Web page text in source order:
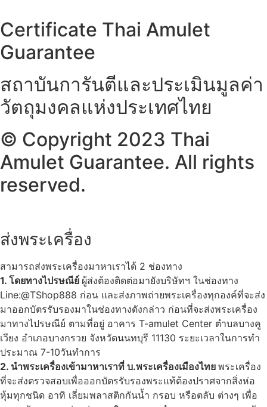
Certificate Thai Amulet
Guarantee
สถาบันการันตีและประเมินมูลค่า
วัตถุมงคลแห่งประเทศไทย
© Copyright 2023 Thai
Amulet Guarantee. All rights
reserved.
ส่งพระเครื่อง
สามารถส่งพระเครื่องมาหาเราได้ 2 ช่องทาง
1. โดยทางไปรษณีย์ ผู้ส่งต้องติดต่อมายังบริษัทฯ ในช่องทาง
Line:@TShop888 ก่อน และส่งภาพถ่ายพระเครื่องทุกองค์ที่จะส่ง
มาออกบัตรรับรองมาในช่องทางดังกล่าว ก่อนที่จะส่งพระเครื่อง
มาทางไปรษณีย์ ตามที่อยู่ อาคาร T-amulet Center ตำบลบางคู
เวียง อำเภอบางกรวย จังหวัดนนทบุรี 11130 ระยะเวลาในการทำ
ประมาณ 7-10วันทำการ
2. นำพระเครื่องเข้ามาหาเราที่ บ.พระเครื่องเมืองไทย พระเครื่อง
ที่จะส่งตรวจสอบเพื่อออกบัตรรับรองพระแท้ต้องปราศจากสิ่งห่อ
หุ้มทุกชนิด อาทิ เลี่ยมพลาสติกกันน้ำ กรอบ หรือตลับ ต่างๆ เพื่อ